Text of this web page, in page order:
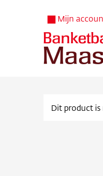
Mijn
Dit product is